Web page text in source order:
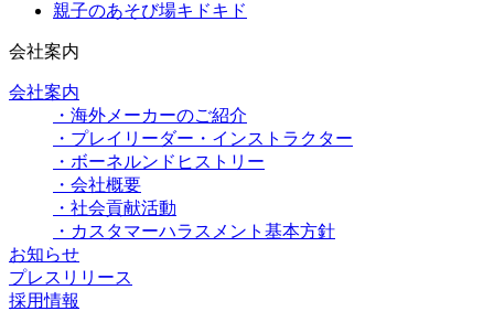
親子のあそび場キドキド
会社案内
会社案内
・海外メーカーのご紹介
・プレイリーダー・インストラクター
・ボーネルンドヒストリー
・会社概要
・社会貢献活動
・カスタマーハラスメント基本方針
お知らせ
プレスリリース
採用情報